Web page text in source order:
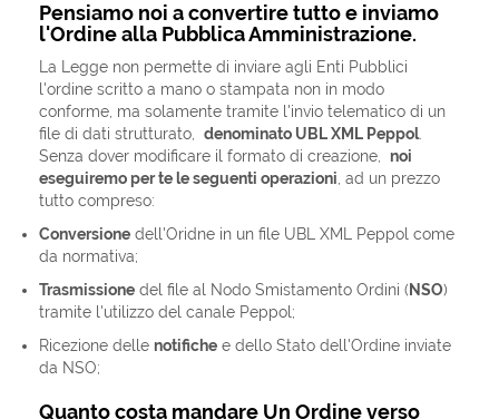
Pensiamo noi a convertire tutto e inviamo
l'Ordine alla Pubblica Amministrazione.
La Legge non permette di inviare agli Enti Pubblici
l'ordine scritto a mano o stampata non in modo
conforme, ma solamente tramite l'invio telematico di un
file di dati strutturato, denominato UBL XML Peppol.
Senza dover modificare il formato di creazione, noi
eseguiremo per te le seguenti operazioni , ad un prezzo
tutto compreso:
Conversione dell'Oridne in un file UBL XML Peppol come
da normativa;
Trasmissione del file al Nodo Smistamento Ordini (NSO)
tramite l'utilizzo del canale Peppol;
Ricezione delle notifiche e dello Stato dell'Ordine inviate
da NSO;
Quanto costa mandare Un Ordine verso